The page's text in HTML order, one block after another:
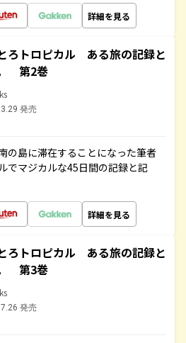
詳細を見る
ろトロピカル ある旅の記録と
第2巻
発売
の島に滞在することになった筆者
でマジカルな45日間の記録と記
詳細を見る
ろトロピカル ある旅の記録と
第3巻
発売